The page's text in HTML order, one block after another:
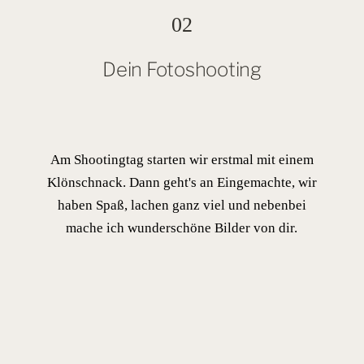
Brandshooting geleitet. Außerdem warst du sehr
war gutes Teamwork.
empfehle dich gerne weiter für ein
BRANDSHOOTING IM WORK KONTOR
AHRENSBURG
02
Dein Fotoshooting
Am Shootingtag starten wir erstmal mit einem
Klönschnack. Dann geht's an Eingemachte, wir
haben Spaß, lachen ganz viel und nebenbei
mache ich wunderschöne Bilder von dir.